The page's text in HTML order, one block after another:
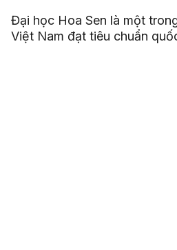
Đại học Hoa Sen là một
Việt Nam đạt tiêu chuẩn